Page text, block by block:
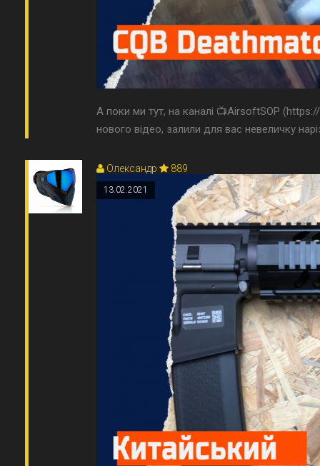
А поки ми тут, на каналі 📺AirsoftSOP
нового відео, залили для вас невеличку
Олександр 889
13.02.2021